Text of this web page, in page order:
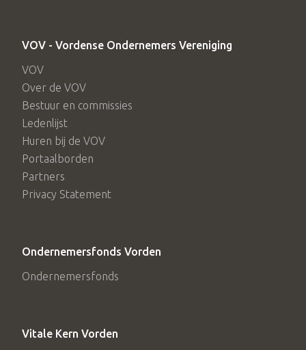
VOV - Vordense Ondernemers Vereniging
VOV
Over de VOV
Bestuur en commissies
Ledenlijst
Huren bij de VOV
Portaalborden
Partners
Privacy Statement
Ondernemersfonds Vorden
Ondernemersfonds
Vitale Kern Vorden